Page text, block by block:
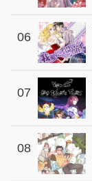
Chapter 769
Chapter 768
Chapter 767
Chapter 766
Chapter 765
Chapter 764
Chapter 763
Chapter 762
06
07
08